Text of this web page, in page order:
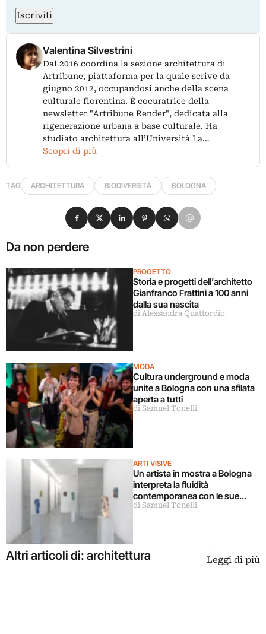
Iscriviti
Valentina Silvestrini
Dal 2016 coordina la sezione architettura di
Artribune, piattaforma per la quale scrive da
giugno 2012, occupandosi anche della scena
culturale fiorentina. È cocuratrice della
newsletter "Artribune Render", dedicata alla
rigenerazione urbana a base culturale. Ha
studiato architettura all’Università La…
Scopri di più
TAG ARCHITETTURA BIODIVERSITÀ BOLOGNA
Da non perdere
PROGETTO
Storia e progetti dell’architetto
Gianfranco Frattini a 100 anni
dalla sua nascita
di Alessandra Quattordio
MODA
Cultura underground e moda
unite a Bologna con una sfilata
aperta a tutti
di Samuel Tonelli
ARTI VISIVE
Un artista in mostra a Bologna
interpreta la fluidità
contemporanea con le sue
sculture
di Samuel Tonelli
Condividi su Facebook
Condividi su X
Condividi su LinkedIn
Condividi su Pinterest
Condividi su WhatsApp
Condividi su Email
Altri articoli di: architettura Leggi di più